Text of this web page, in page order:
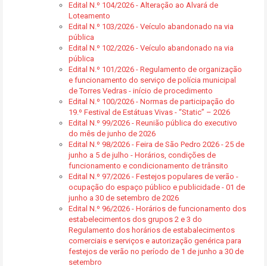
Edital N.º 104/2026 - Alteração ao Alvará de
Loteamento
Edital N.º 103/2026 - Veículo abandonado na via
pública
Edital N.º 102/2026 - Veículo abandonado na via
pública
Edital N.º 101/2026 - Regulamento de organização
e funcionamento do serviço de polícia municipal
de Torres Vedras - início de procedimento
Edital N.º 100/2026 - Normas de participação do
19.º Festival de Estátuas Vivas - “Static” – 2026
Edital N.º 99/2026 - Reunião pública do executivo
do mês de junho de 2026
Edital N.º 98/2026 - Feira de São Pedro 2026 - 25 de
junho a 5 de julho - Horários, condições de
funcionamento e condicionamento de trânsito
Edital N.º 97/2026 - Festejos populares de verão -
ocupação do espaço público e publicidade - 01 de
junho a 30 de setembro de 2026
Edital N.º 96/2026 - Horários de funcionamento dos
estabelecimentos dos grupos 2 e 3 do
Regulamento dos horários de estabalecimentos
comerciais e serviços e autorização genérica para
festejos de verão no período de 1 de junho a 30 de
setembro